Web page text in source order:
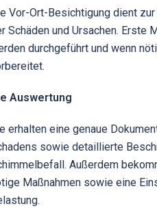
Vor-Ort-Besichtigung dient
Schäden und Ursachen. Erste
durchgeführt und wenn
Auswertung
erhalten eine genaue
sowie detaillierte
Außerdem
Maßnahmen sowie eine